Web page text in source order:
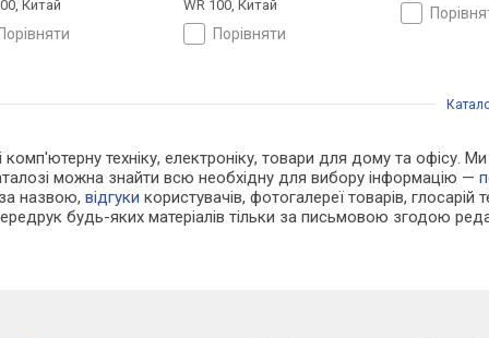
Китай
порівняти
WR 100, Китай
порівняти
комп'ютерну техніку, електроніку, товари для дому та офісу.
можна знайти всю необхідну для вибору інформацію —
назвою,відгуки користувачів, фотогалереї товарів, глосарій
будь-яких матеріалів тільки за письмовою згодою